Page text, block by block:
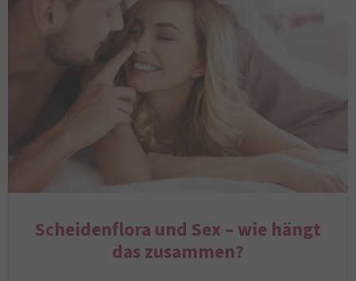
Scheidenflora und Sex – wie hängt
das zusammen?